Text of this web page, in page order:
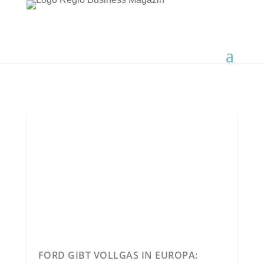
FORD GIBT VOLLGAS IN EUROPA: